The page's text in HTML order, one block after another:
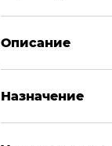
Описание
Назначение